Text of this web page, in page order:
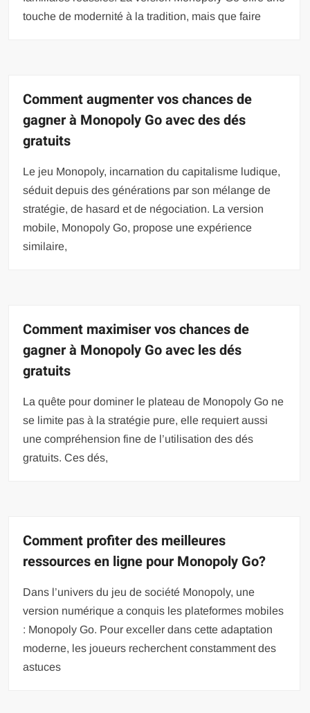
touche de modernité à la tradition, mais que faire
Comment augmenter vos chances de
gagner à Monopoly Go avec des dés
gratuits
Le jeu Monopoly, incarnation du capitalisme ludique,
séduit depuis des générations par son mélange de
stratégie, de hasard et de négociation. La version
mobile, Monopoly Go, propose une expérience
similaire,
Comment maximiser vos chances de
gagner à Monopoly Go avec les dés
gratuits
La quête pour dominer le plateau de Monopoly Go ne
se limite pas à la stratégie pure, elle requiert aussi
une compréhension fine de l’utilisation des dés
gratuits. Ces dés,
Comment profiter des meilleures
ressources en ligne pour Monopoly Go?
Dans l’univers du jeu de société Monopoly, une
version numérique a conquis les plateformes mobiles
: Monopoly Go. Pour exceller dans cette adaptation
moderne, les joueurs recherchent constamment des
astuces